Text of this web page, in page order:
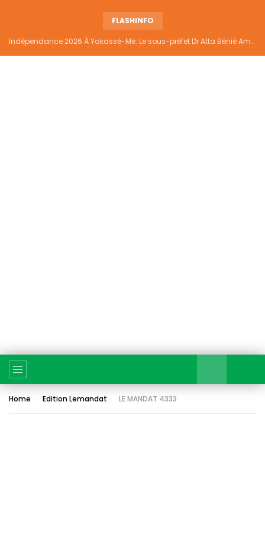
FLASHINFO
Indépendance 2026 À Yakassé-Mé: Le sous-préfet Dr Atta Bénié Amédé appelle à l’unité, à la sécurité et au développement
Home Edition Lemandat LE MANDAT 4333